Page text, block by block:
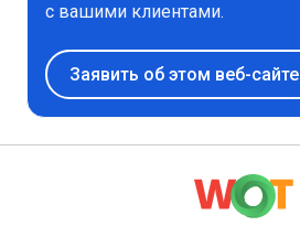
с вашими клиентами.
Заявить об этом веб-сайте